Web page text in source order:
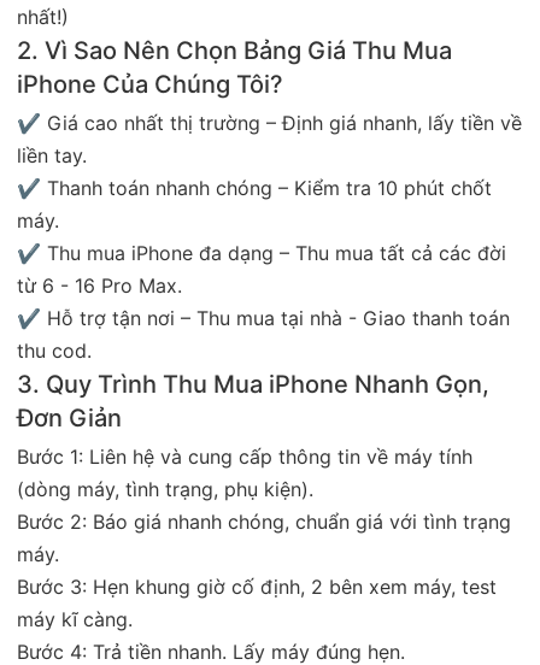
nhất!)
2. Vì Sao Nên Chọn Bảng Giá Thu Mua
iPhone Của Chúng Tôi?
✔ Giá cao nhất thị trường – Định giá nhanh, lấy tiền về
liền tay.
✔ Thanh toán nhanh chóng – Kiểm tra 10 phút chốt
máy.
✔ Thu mua iPhone đa dạng – Thu mua tất cả các đời
từ 6 - 16 Pro Max.
✔ Hỗ trợ tận nơi – Thu mua tại nhà - Giao thanh toán
thu cod.
3. Quy Trình Thu Mua iPhone Nhanh Gọn,
Đơn Giản
Bước 1: Liên hệ và cung cấp thông tin về máy tính
(dòng máy, tình trạng, phụ kiện).
Bước 2: Báo giá nhanh chóng, chuẩn giá với tình trạng
máy.
Bước 3: Hẹn khung giờ cố định, 2 bên xem máy, test
máy kĩ càng.
Bước 4: Trả tiền nhanh. Lấy máy đúng hẹn.